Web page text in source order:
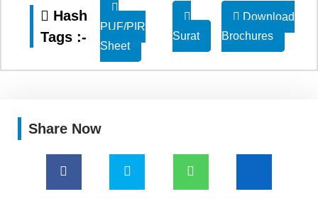
Hash
Tags :-
PUF/PIR
Sheet
Surat
Download
Brochures
Share Now